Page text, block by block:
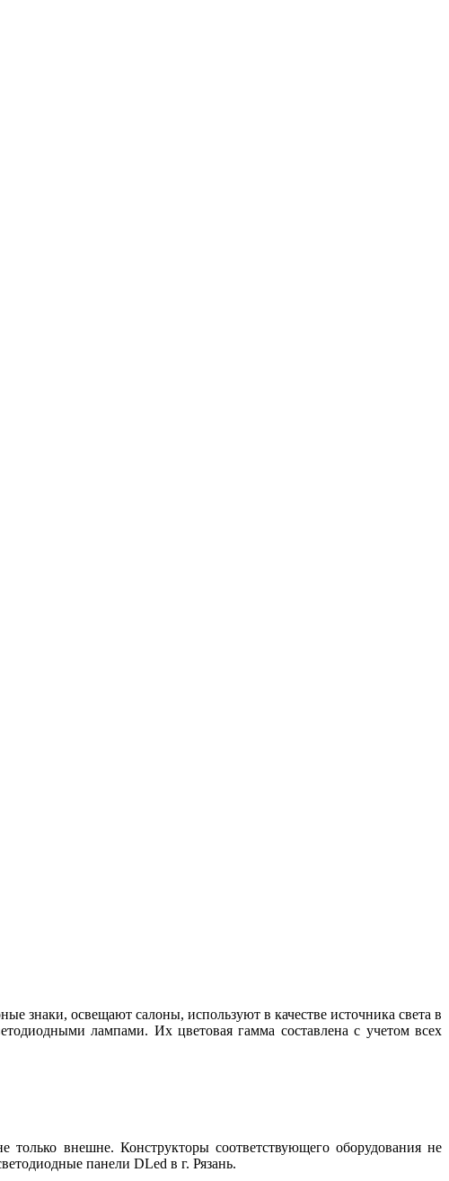
освещают салоны, используют в качестве источника света в
лампами. Их цветовая гамма составлена с учетом всех
внешне. Конструкторы соответствующего оборудования не
панели DLed в г. Рязань.